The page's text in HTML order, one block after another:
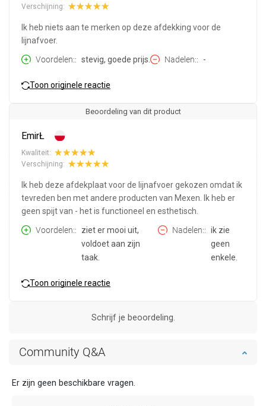
Verschijning:
Ik heb niets aan te merken op deze afdekking voor de
lijnafvoer.
Voordelen:
stevig, goede prijs. Nadelen: -
Toon originele reactie
Beoordeling van dit product
EmirŁ
Kwaliteit:
Verschijning:
Ik heb deze afdekplaat voor de lijnafvoer gekozen omdat ik
tevreden ben met andere producten van Mexen. Ik heb er
geen spijt van - het is functioneel en esthetisch.
Voordelen:
ziet er mooi uit,
voldoet aan zijn
taak.
Nadelen:
ik zie
geen
enkele.
Toon originele reactie
Schrijf je beoordeling.
Community Q&A
Er zijn geen beschikbare vragen.